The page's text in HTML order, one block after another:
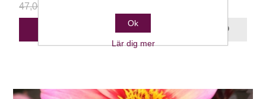
47,00 kr
Ok
Lär dig mer